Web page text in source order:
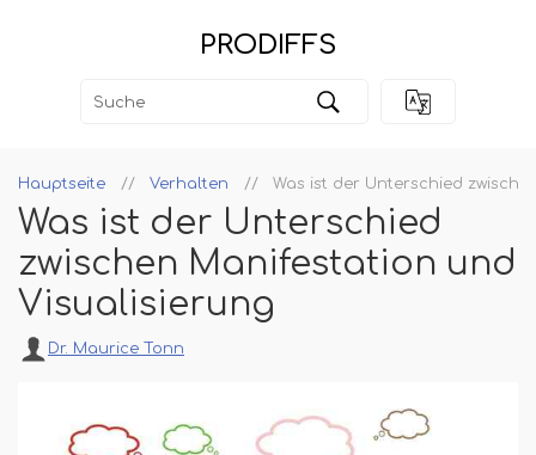
PRODIFFS
Hauptseite Verhalten Was ist der Unterschied
Was ist der Unterschied
zwischen Manifestation und
Visualisierung
Dr. Maurice Tonn